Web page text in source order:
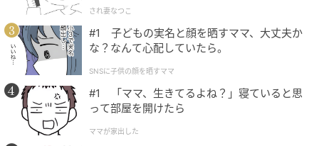
ウンサンはソロアーティストとして新たな活動を準備
していくことを決定しました。
今後、それぞれの場所で新たな道を歩むことになる
YOUNITEの7人のメンバーとウンサンに、変わらぬ愛
と温かい応援をお願いいたします。
ありがとうございます。
され妻なつこ
#1 子どもの実名と顔を晒すママ、大丈夫か
な？なんて心配していたら。
SNSに子供の顔を晒すママ
#1 「ママ、生きてるよね？」寝ていると思
って部屋を開けたら
ママが家出した